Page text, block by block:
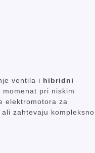
ventila i hibridni
pri niskim
elektromotora za
, ali zahtevaju kompleksno